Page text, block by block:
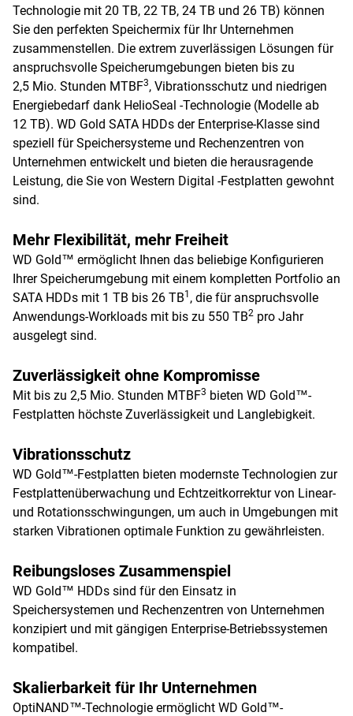
Technologie mit 20 TB, 22 TB, 24 TB und 26 TB) können
Sie den perfekten Speichermix für Ihr Unternehmen
zusammenstellen. Die extrem zuverlässigen Lösungen für
anspruchsvolle Speicherumgebungen bieten bis zu
2,5 Mio. Stunden MTBF3, Vibrationsschutz und niedrigen
Energiebedarf dank HelioSeal -Technologie (Modelle ab
12 TB). WD Gold SATA HDDs der Enterprise-Klasse sind
speziell für Speichersysteme und Rechenzentren von
Unternehmen entwickelt und bieten die herausragende
Leistung, die Sie von Western Digital -Festplatten gewohnt
sind.
Mehr Flexibilität, mehr Freiheit
WD Gold™ ermöglicht Ihnen das beliebige Konfigurieren
Ihrer Speicherumgebung mit einem kompletten Portfolio an
SATA HDDs mit 1 TB bis 26 TB1 , die für anspruchsvolle
Anwendungs-Workloads mit bis zu 550 TB2 pro Jahr
ausgelegt sind.
Zuverlässigkeit ohne Kompromisse
Mit bis zu 2,5 Mio. Stunden MTBF3 bieten WD Gold™-
Festplatten höchste Zuverlässigkeit und Langlebigkeit.
Vibrationsschutz
WD Gold™-Festplatten bieten modernste Technologien zur
Festplattenüberwachung und Echtzeitkorrektur von Linear-
und Rotationsschwingungen, um auch in Umgebungen mit
starken Vibrationen optimale Funktion zu gewährleisten.
Reibungsloses Zusammenspiel
WD Gold™ HDDs sind für den Einsatz in
Speichersystemen und Rechenzentren von Unternehmen
konzipiert und mit gängigen Enterprise-Betriebssystemen
kompatibel.
Skalierbarkeit für Ihr Unternehmen
OptiNAND™-Technologie ermöglicht WD Gold™-